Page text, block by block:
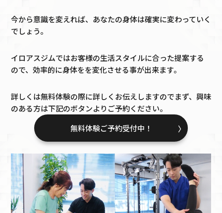
今から意識を変えれば、あなたの身体は確実に変わっていく
でしょう。
イロアスジムではお客様の生活スタイルに合った提案する
ので、効率的に身体をを変化させる事が出来ます。
詳しくは無料体験の際に詳しくお伝えしますのでまず、興味
のある方は下記のボタンよりご予約ください。
無料体験ご予約受付中！